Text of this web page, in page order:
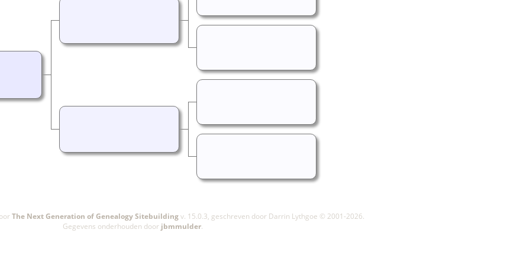
The Next Generation of Genealogy Sitebuildingv. 15.0.3, geschreven door Darrin Lythgoe © 2001-2026.
Gegevens onderhouden door jbmmulder.